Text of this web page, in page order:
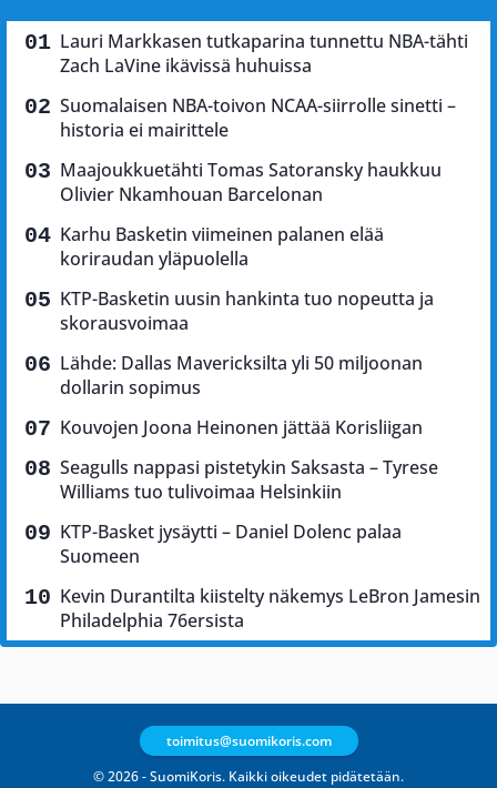
Lauri Markkasen tutkaparina tunnettu NBA-tähti
Zach LaVine ikävissä huhuissa
Suomalaisen NBA-toivon NCAA-siirrolle sinetti –
historia ei mairittele
Maajoukkuetähti Tomas Satoransky haukkuu
Olivier Nkamhouan Barcelonan
Karhu Basketin viimeinen palanen elää
koriraudan yläpuolella
KTP-Basketin uusin hankinta tuo nopeutta ja
skorausvoimaa
Lähde: Dallas Mavericksilta yli 50 miljoonan
dollarin sopimus
Kouvojen Joona Heinonen jättää Korisliigan
Seagulls nappasi pistetykin Saksasta – Tyrese
Williams tuo tulivoimaa Helsinkiin
KTP-Basket jysäytti – Daniel Dolenc palaa
Suomeen
Kevin Durantilta kiistelty näkemys LeBron Jamesin
Philadelphia 76ersista
© 2026 - SuomiKoris. Kaikki oikeudet pidätetään.
toimitus@suomikoris.com